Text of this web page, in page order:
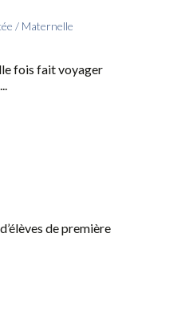
/ Maternelle
fois fait voyager
de première